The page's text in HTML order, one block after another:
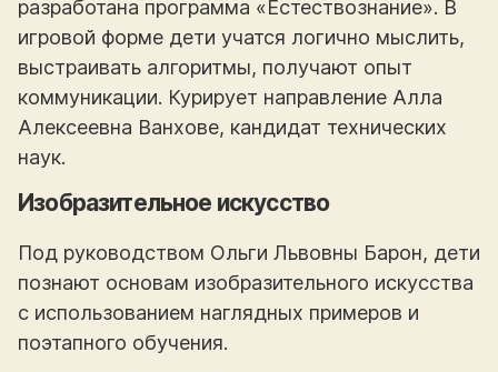
разработана программа «Естествознание». В
игровой форме дети учатся логично мыслить,
выстраивать алгоритмы, получают опыт
коммуникации. Курирует направление Алла
Алексеевна Ванхове, кандидат технических
наук.
Изобразительное искусство
Под руководством Ольги Львовны Барон, дети
познают основам изобразительного искусства
с использованием наглядных примеров и
поэтапного обучения.